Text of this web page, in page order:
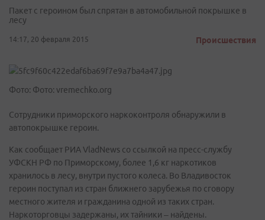
Пакет с героином был спрятан в автомобильной покрышке в
лесу
14:17, 20 февраля 2015 Происшествия
Фото: Фото: vremechko.org
Сотрудники приморского наркоконтроля обнаружили в
автопокрышке героин.
Как сообщает РИА VladNews со ссылкой на пресс-службу
УФСКН РФ по Приморскому, более 1,6 кг наркотиков
хранилось в лесу, внутри пустого колеса. Во Владивосток
героин поступал из стран ближнего зарубежья по сговору
местного жителя и гражданина одной из таких стран.
Наркоторговцы задержаны, их тайники – найдены.